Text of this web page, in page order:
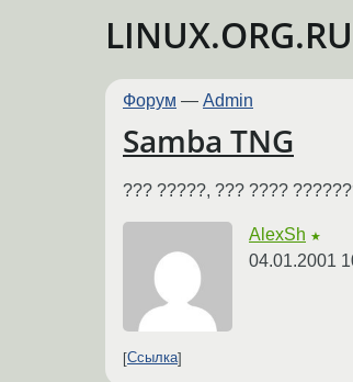
LINUX.ORG.RU
Форум — Admin
Samba TNG
??? ?????, ??? ????
AlexSh ★
04.01.2001
Ссылка